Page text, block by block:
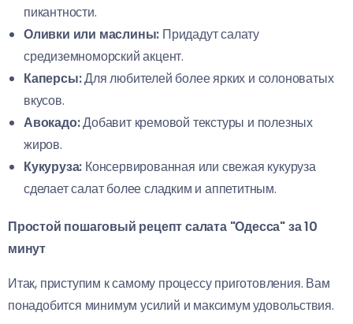
пикантности.
Оливки или маслины: Придадут салату
средиземноморский акцент.
Каперсы:Для любителей более ярких и солоноватых
вкусов.
Авокадо:Добавит кремовой текстуры и полезных
жиров.
Кукуруза: Консервированная или свежая кукуруза
сделает салат более сладким и аппетитным.
Простой пошаговый рецепт салата "Одесса" за 10
минут
Итак, приступим к самому процессу приготовления. Вам
понадобится минимум усилий и максимум удовольствия.